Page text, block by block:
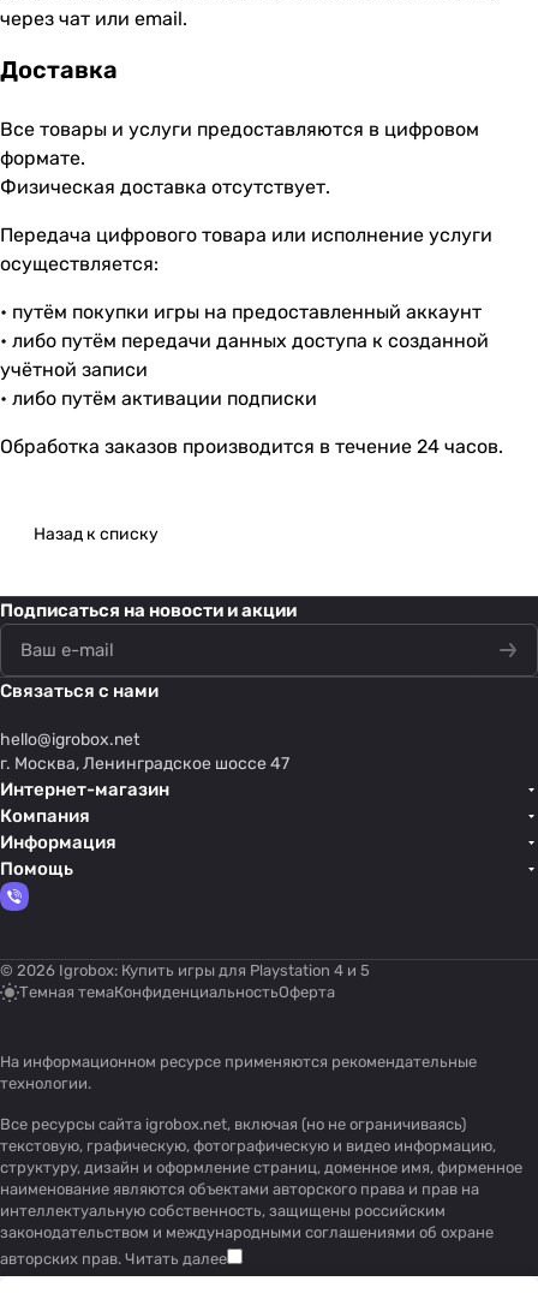
через чат или email.
Доставка
Все товары и услуги предоставляются в цифровом
формате.
Физическая доставка отсутствует.
Передача цифрового товара или исполнение услуги
осуществляется:
• путём покупки игры на предоставленный аккаунт
• либо путём передачи данных доступа к созданной
учётной записи
• либо путём активации подписки
Обработка заказов производится в течение 24 часов.
Назад к списку
Подписаться на новости и акции
Связаться с нами
hello@igrobox.net
г. Москва, Ленинградское шоссе 47
Интернет-магазин
Компания
Информация
Помощь
© 2026 Igrobox: Купить игры для Playstation 4 и 5
Темная темаКонфиденциальностьОферта
На информационном ресурсе применяются рекомендательные
технологии.
Все ресурсы сайта igrobox.net, включая (но не ограничиваясь)
текстовую, графическую, фотографическую и видео информацию,
структуру, дизайн и оформление страниц, доменное имя, фирменное
наименование являются объектами авторского права и прав на
интеллектуальную собственность, защищены российским
законодательством и международными соглашениями об охране
авторских прав. Читать далее